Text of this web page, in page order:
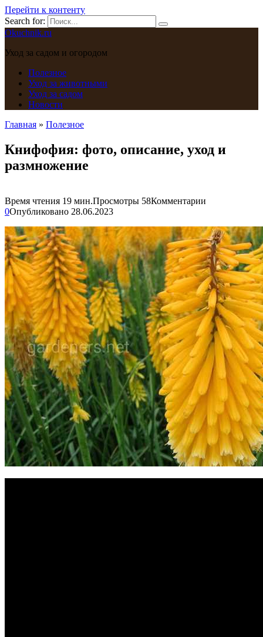
Перейти к контенту
Search for:
Okuchnik.ru
Уход за садом и огородом
Полезное
Уход за животными
Уход за садом
Новости
Главная » Полезное
Книфофия: фото, описание, уход и
размножение
Время чтения 19 мин.Просмотры 58Комментарии
0Опубликовано 28.06.2023